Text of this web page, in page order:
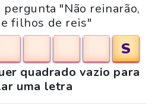
pergunta "Não reinarão,
filhos de reis"
S
quadrado vazio para
uma letra